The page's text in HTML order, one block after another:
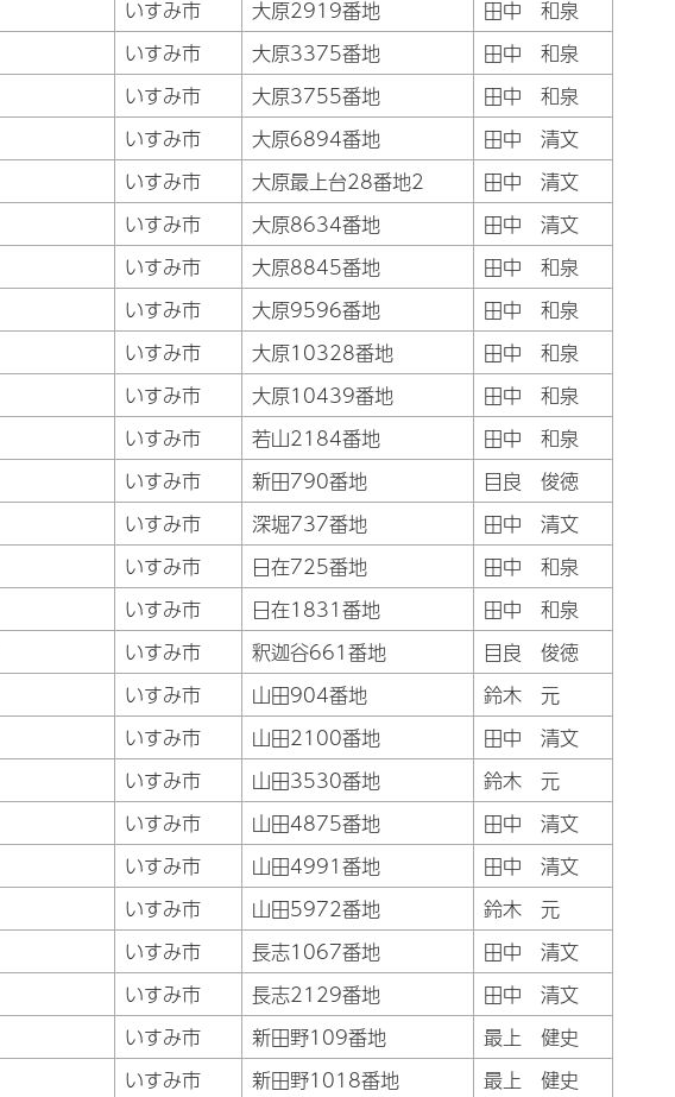
いすみ市 大原2919番地
田中 和泉
いすみ市 大原3375番地
田中 和泉
いすみ市 大原3755番地
田中 和泉
いすみ市 大原6894番地
田中 清文
いすみ市 大原最上台28番地2
田中 清文
いすみ市 大原8634番地
田中 清文
いすみ市 大原8845番地
田中 和泉
いすみ市 大原9596番地
田中 和泉
いすみ市 大原10328番地
田中 和泉
いすみ市 大原10439番地
田中 和泉
いすみ市 若山2184番地
田中 和泉
いすみ市 新田790番地
目良 俊徳
いすみ市 深堀737番地
田中 清文
いすみ市 日在725番地
田中 和泉
いすみ市 日在1831番地
田中 和泉
いすみ市 釈迦谷661番地
目良 俊徳
いすみ市 山田904番地
鈴木 元
いすみ市 山田2100番地
田中 清文
いすみ市 山田3530番地
鈴木 元
いすみ市 山田4875番地
田中 清文
いすみ市 山田4991番地
田中 清文
いすみ市 山田5972番地
鈴木 元
いすみ市 長志1067番地
田中 清文
いすみ市 長志2129番地
田中 清文
いすみ市 新田野109番地
最上 健史
いすみ市 新田野1018番地
最上 健史